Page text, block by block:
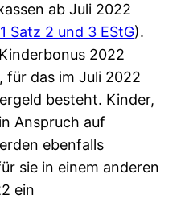
ab Juli 2022
Satz 2 und 3 EStG).
2022
für das im Juli 2022
besteht. Kinder,
Anspruch auf
ebenfalls
sie in einem anderen
ein